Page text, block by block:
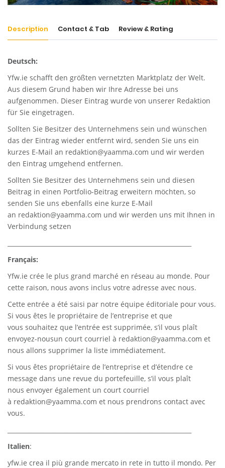
Description Contact & Tab Review & Rating
Deutsch:
Yfw.ie schafft den größten vernetzten Marktplatz der Welt.
Aus diesem Grund haben wir Ihre Adresse bei uns
aufgenommen. Dieser Eintrag wurde von unserer Redaktion
für Sie eingetragen.
Sollten Sie Besitzer des Unternehmens sein und wünschen
das der Eintrag wieder entfernt wird, senden Sie uns ein
kurzes E-Mail an redaktion@yaamma.com und wir werden
den Eintrag umgehend entfernen.
Sollten Sie Besitzer des Unternehmens sein und diesen
Beitrag in einen Portfolio-Beitrag erweitern möchten, so
senden Sie uns ebenfalls eine kurze E-Mail
an redaktion@yaamma.com und wir werden uns mit Ihnen in
Verbindung setzen
Français:
Yfw.ie crée le plus grand marché en réseau au monde. Pour
cette raison, nous avons inclus votre adresse avec nous.
Cette entrée a été saisi par notre équipe éditoriale pour vous.
Si vous êtes le propriétaire de l’entreprise et que
vous souhaitez que l’entrée est supprimée, s’il vous plaît
envoyez-nousun court courriel à redaktion@yaamma.com et
nous allons supprimer la liste immédiatement.
Si vous êtes propriétaire de l’entreprise et d’étendre ce
message dans une revue du portefeuille, s’il vous plaît
nous envoyer également un court courriel
à redaktion@yaamma.com et nous prendrons contact avec
vous.
Italien:
yfw.ie crea il più grande mercato in rete in tutto il mondo. Per